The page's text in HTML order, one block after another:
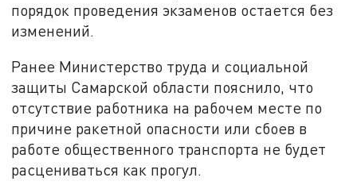
порядок проведения экзаменов остается без
изменений.
Ранее Министерство труда и социальной
защиты Самарской области пояснило, что
отсутствие работника на рабочем месте по
причине ракетной опасности или сбоев в
работе общественного транспорта не будет
расцениваться как прогул.